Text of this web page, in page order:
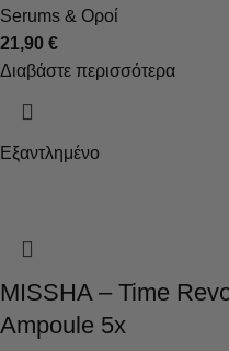
Serums & Οροί
21,90 €
Διαβάστε περισσότερα
Εξαντλημένο
MISSHA – Time
Ampoule 5x